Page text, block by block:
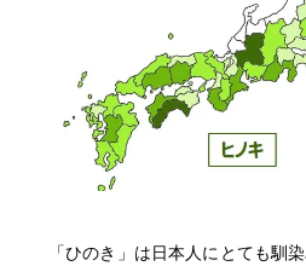
「ひのき」は日本人にとても馴